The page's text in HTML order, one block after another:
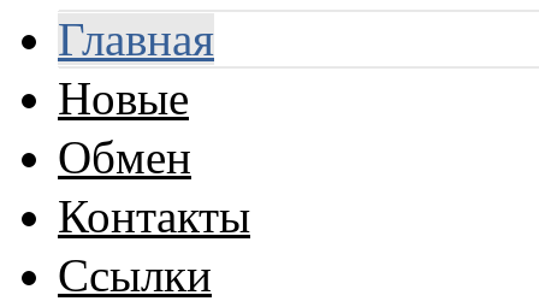
Главная
Новые
Обмен
Контакты
Ссылки